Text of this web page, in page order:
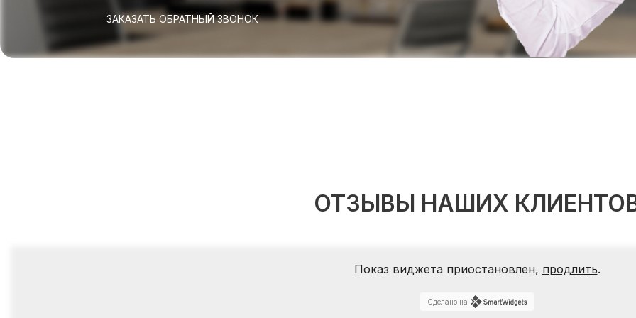
ЗАКАЗАТЬ ОБРАТНЫЙ ЗВОНОК
ОТЗЫВЫ НАШИХ
Показ виджета приостановлен, продлить.
Сделано на